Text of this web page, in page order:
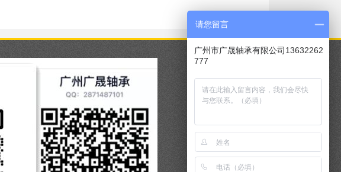
请您留言
广州市广晟轴承有限公司13632262
777